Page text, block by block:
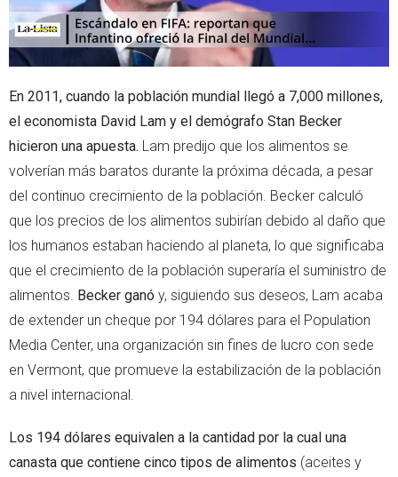
En 2011, cuando la población mundial llegó a 7,000 millones,
el economista David Lam y el demógrafo Stan Becker
hicieron una apuesta. Lam predijo que los alimentos se
volverían más baratos durante la próxima década, a pesar
del continuo crecimiento de la población. Becker calculó
que los precios de los alimentos subirían debido al daño que
los humanos estaban haciendo al planeta, lo que significaba
que el crecimiento de la población superaría el suministro de
alimentos. Becker ganó y, siguiendo sus deseos, Lam acaba
de extender un cheque por 194 dólares para el Population
Media Center, una organización sin fines de lucro con sede
en Vermont, que promueve la estabilización de la población
a nivel internacional.
Los 194 dólares equivalen a la cantidad por la cual una
canasta que contiene cinco tipos de alimentos (aceites y